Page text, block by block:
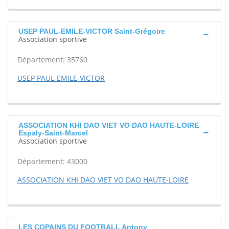
USEP PAUL-EMILE-VICTOR Saint-Grégoire
Association sportive
Département: 35760
USEP PAUL-EMILE-VICTOR
ASSOCIATION KHI DAO VIET VO DAO HAUTE-LOIRE
Espaly-Saint-Marcel
Association sportive
Département: 43000
ASSOCIATION KHI DAO VIET VO DAO HAUTE-LOIRE
LES COPAINS DU FOOTBALL Antony